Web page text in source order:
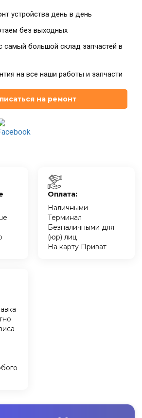
устройства день в день
без выходных
самый большой склад запчастей в
на все наши работы и запчасти
на ремонт
Оплата:
Наличными
Терминал
Безналичными для
(юр) лиц
На карту Приват